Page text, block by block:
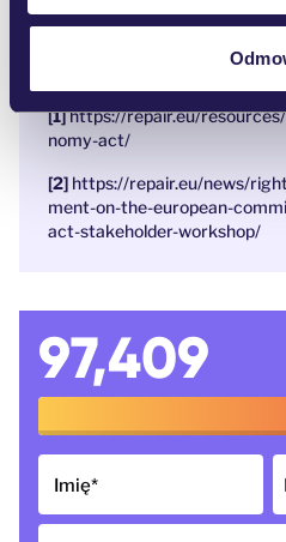
https://repair.eu/
nomy-act/
https://repair.eu/news/
ment-on-the-european-
act-stakeholder-workshop/
97,409
Imię*